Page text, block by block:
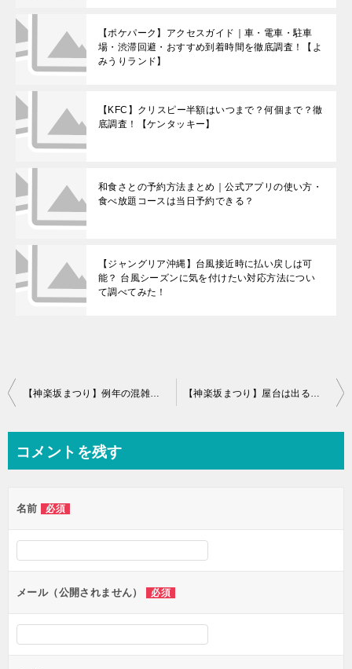
【ポケパーク】アクセスガイド｜車・電車・駐車
場・渋滞回避・おすすめ到着時間を徹底調査！【よ
みうりランド】
【KFC】クリスピー半額はいつまで？何個まで？徹
底調査！【ケンタッキー】
和食さとの予約方法まとめ｜公式アプリの使い方・
食べ放題コースは当日予約できる？
【ジャングリア沖縄】台風接近時に払い戻しは可
能？ 台風シーズンに気を付けたい対応方法につい
て調べてみた！
投
ビ
ー
シ
ン
【神楽坂まつり】例年の混雑状況はや混雑回避のポイントを紹介します！ 【神楽坂まつり】屋台は出る？グルメや楽しみ方も紹介！
コメントを残す
名前 必須
メール（公開されません） 必須